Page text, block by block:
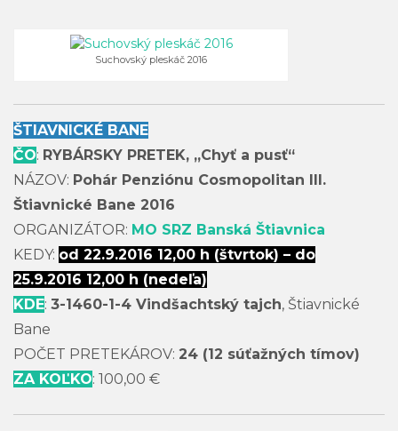
Suchovský pleskáč 2016
ŠTIAVNICKÉ BANE
ČO: RYBÁRSKY PRETEK, „Chyť a pusť“
NÁZOV: Pohár Penziónu Cosmopolitan III.
Štiavnické Bane 2016
ORGANIZÁTOR: MO SRZ Banská Štiavnica
KEDY: od 22.9.2016 12,00 h (štvrtok) – do
25.9.2016 12,00 h (nedeľa)
KDE: 3-1460-1-4 Vindšachtský tajch, Štiavnické
Bane
POČET PRETEKÁROV: 24 (12 súťažných tímov)
ZA KOĽKO: 100,00 €